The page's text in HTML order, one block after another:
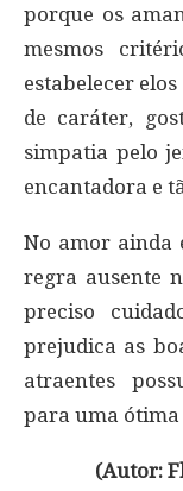
porque os
mesmos
estabelecer
de caráter,
simpatia pelo
encantadora e
No amor ainda
regra ausente
preciso
prejudica as
atraentes
para uma ótima
(Autor: